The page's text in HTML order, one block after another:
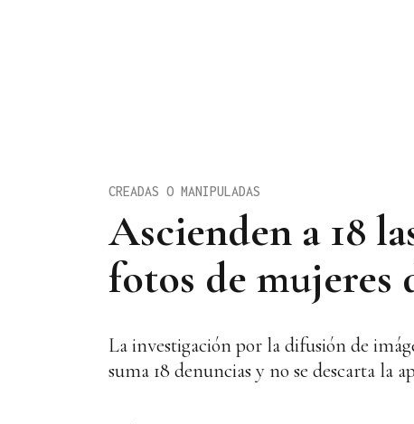
Ascienden a 18
fotos de mujeres
CREADAS O MANIPULADAS
La investigación por la difusión de
suma 18 denuncias y no se descarta la